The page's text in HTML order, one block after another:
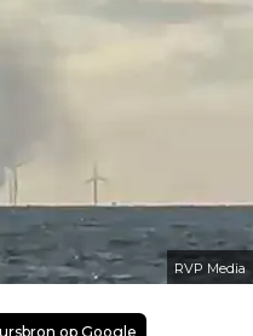
RVP Media
op Google